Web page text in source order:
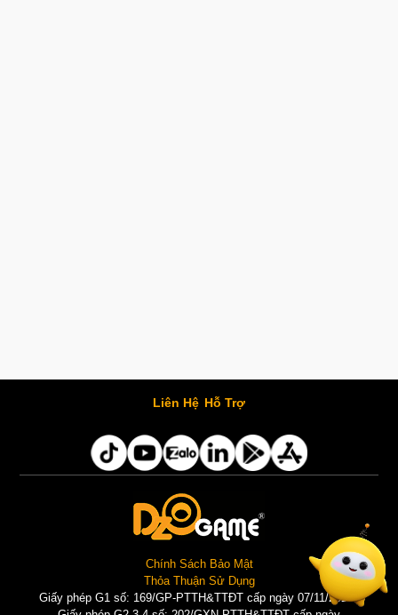
Liên Hệ Hỗ Trợ
Chính Sách Bảo Mật
Thỏa Thuận Sử Dụng
Giấy phép G1 số: 169/GP-PTTH&TTĐT cấp ngày 07/11/2025 |